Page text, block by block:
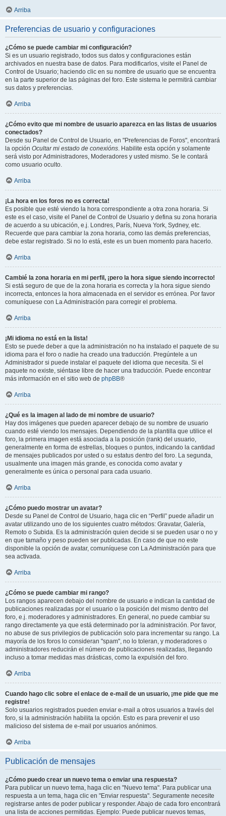
Arriba
Preferencias de usuario y configuraciones
¿Cómo se puede cambiar mi configuración?
Si es un usuario registrado, todos sus datos y configuraciones están
archivados en nuestra base de datos. Para modificarlos, visite el Panel de
Control de Usuario; haciendo clic en su nombre de usuario que se encuentra
en la parte superior de las páginas del foro. Este sistema le permitirá cambiar
sus datos y preferencias.
Arriba
¿Cómo evito que mi nombre de usuario aparezca en las listas de usuarios
conectados?
Desde su Panel de Control de Usuario, en "Preferencias de Foros", encontrará
la opción Ocultar mi estado de conexións. Habilite esta opción y solamente
será visto por Administradores, Moderadores y usted mismo. Se le contará
como usuario oculto.
Arriba
¡La hora en los foros no es correcta!
Es posible que esté viendo la hora correspondiente a otra zona horaria. Si
este es el caso, visite el Panel de Control de Usuario y defina su zona horaria
de acuerdo a su ubicación, e.j. Londres, París, Nueva York, Sydney, etc.
Recuerde que para cambiar la zona horaria, como las demás preferencias,
debe estar registrado. Si no lo está, este es un buen momento para hacerlo.
Arriba
Cambié la zona horaria en mi perfil, ¡pero la hora sigue siendo incorrecto!
Si está seguro de que de la zona horaria es correcta y la hora sigue siendo
incorrecta, entonces la hora almacenada en el servidor es errónea. Por favor
comuníquese con La Administración para corregir el problema.
Arriba
¡Mi idioma no está en la lista!
Esto se puede deber a que la administración no ha instalado el paquete de su
idioma para el foro o nadie ha creado una traducción. Pregúntele a un
Administrador si puede instalar el paquete del idioma que necesita. Si el
paquete no existe, siéntase libre de hacer una traducción. Puede encontrar
más información en el sitio web de phpBB®
Arriba
¿Qué es la imagen al lado de mi nombre de usuario?
Hay dos imágenes que pueden aparecer debajo de su nombre de usuario
cuando esté viendo los mensajes. Dependiendo de la plantilla que utilice el
foro, la primera imagen está asociada a la posición (rank) del usuario,
generalmente en forma de estrellas, bloques o puntos, indicando la cantidad
de mensajes publicados por usted o su estatus dentro del foro. La segunda,
usualmente una imagen más grande, es conocida como avatar y
generalmente es única o personal para cada usuario.
Arriba
¿Cómo puedo mostrar un avatar?
Desde su Panel de Control de Usuario, haga clic en “Perfil” puede añadir un
avatar utilizando uno de los siguientes cuatro métodos: Gravatar, Galería,
Remoto o Subida. Es la administración quien decide si se pueden usar o no y
en que tamaño y peso pueden ser publicadas. En caso de que no este
disponible la opción de avatar, comuníquese con La Administración para que
sea activada.
Arriba
¿Cómo se puede cambiar mi rango?
Los rangos aparecen debajo del nombre de usuario e indican la cantidad de
publicaciones realizadas por el usuario o la posición del mismo dentro del
foro, e.j. moderadores y administradores. En general, no puede cambiar su
rango directamente ya que está determinado por la administración. Por favor,
no abuse de sus privilegios de publicación solo para incrementar su rango. La
mayoría de los foros lo consideran "spam", no lo toleran, y moderadores o
administradores reducirán el número de publicaciones realizadas, llegando
incluso a tomar medidas mas drásticas, como la expulsión del foro.
Arriba
Cuando hago clic sobre el enlace de e-mail de un usuario, ¡me pide que me
registre!
Solo usuarios registrados pueden enviar e-mail a otros usuarios a través del
foro, si la administración habilita la opción. Esto es para prevenir el uso
malicioso del sistema de e-mail por usuarios anónimos.
Arriba
Publicación de mensajes
¿Cómo puedo crear un nuevo tema o enviar una respuesta?
Para publicar un nuevo tema, haga clic en "Nuevo tema". Para publicar una
respuesta a un tema, haga clic en "Enviar respuesta". Seguramente necesite
registrarse antes de poder publicar y responder. Abajo de cada foro encontrará
una lista de acciones permitidas. Ejemplo: Puede publicar nuevos temas,